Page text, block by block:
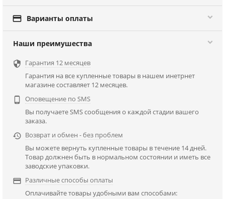
 Варианты оплаты
Наши преимушества
 Гарантия 12 месяцев
Гарантия на все купленные товары в нашем инетрнет
магазине составляет 12 месяцев.

Оповещение по SMS
Вы получаете SMS сообщения о каждой стадии вашего
заказа.
 Возврат и обмен - без проблем
Вы можете вернуть купленные товары в течение 14 дней.
Товар должнен быть в нормальном состоянии и иметь все
заводские упаковки.
 Различные способы оплаты
Оплачивайте товары удобными вам способами: